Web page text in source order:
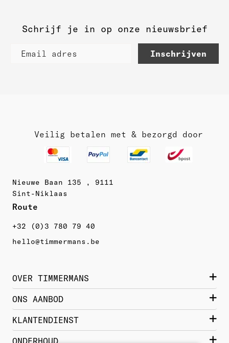
Schrijf je in op onze nieuwsbrief
Inschrijven
Veilig betalen met & bezorgd door
Nieuwe Baan 135 , 9111
Sint-Niklaas
Route
+32 (0)3 780 79 40
hello@timmermans.be
OVER TIMMERMANS
Wie zijn we?
Historiek
ONS AANBOD
Damesschoenen
KLANTENDIENST
Bestellen  & Getrouwheidskorting
ONDERHOUD